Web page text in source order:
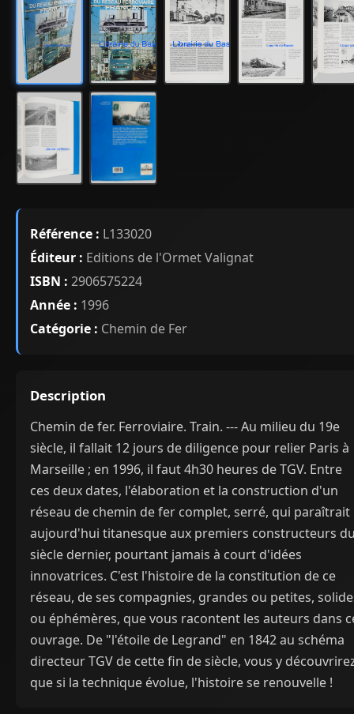
Référence : L133020
Éditeur : Editions de l'Ormet Valignat
ISBN : 2906575224
Année : 1996
Catégorie : Chemin de Fer
Description
Chemin de fer. Ferroviaire. Train. --- Au milieu du 19e
siècle, il fallait 12 jours de diligence pour relier Paris à
Marseille ; en 1996, il faut 4h30 heures de TGV. Entre
ces deux dates, l'élaboration et la construction d'un
réseau de chemin de fer complet, serré, qui paraîtrait
aujourd'hui titanesque aux premiers constructeurs
siècle dernier, pourtant jamais à court d'idées
innovatrices. C'est l'histoire de la constitution de ce
réseau, de ses compagnies, grandes ou petites,
ou éphémères, que vous racontent les auteurs dans
ouvrage. De "l'étoile de Legrand" en 1842 au schéma
directeur TGV de cette fin de siècle, vous y
que si la technique évolue, l'histoire se renouvelle !